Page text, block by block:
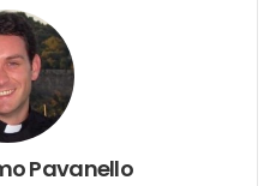
Pavanello